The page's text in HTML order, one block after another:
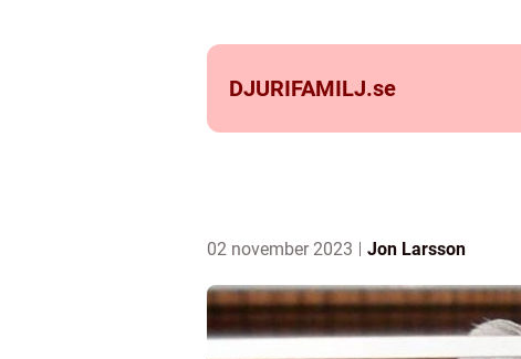
DJURIFAMILJ.se
02 november 2023 Jon Larsson